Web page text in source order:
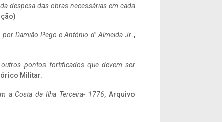
despesa das obras necessárias em cada
por Damião Pego e António d’ Almeida Jr.,
pontos fortificados que devem ser
Militar.
a Costa da Ilha Terceira- 1776, Arquivo